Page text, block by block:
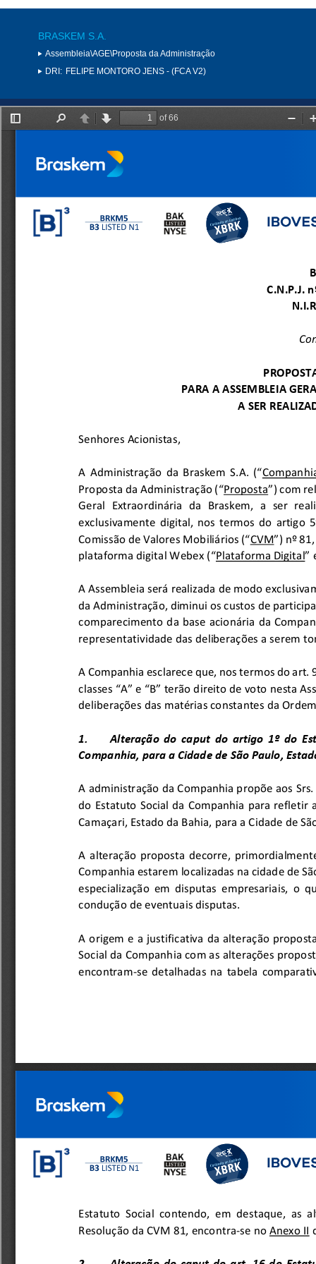
BRASKEM S.A.
Assembleia\AGE\Proposta da Administração
DRI: FELIPE MONTORO JENS - (FCA V2)